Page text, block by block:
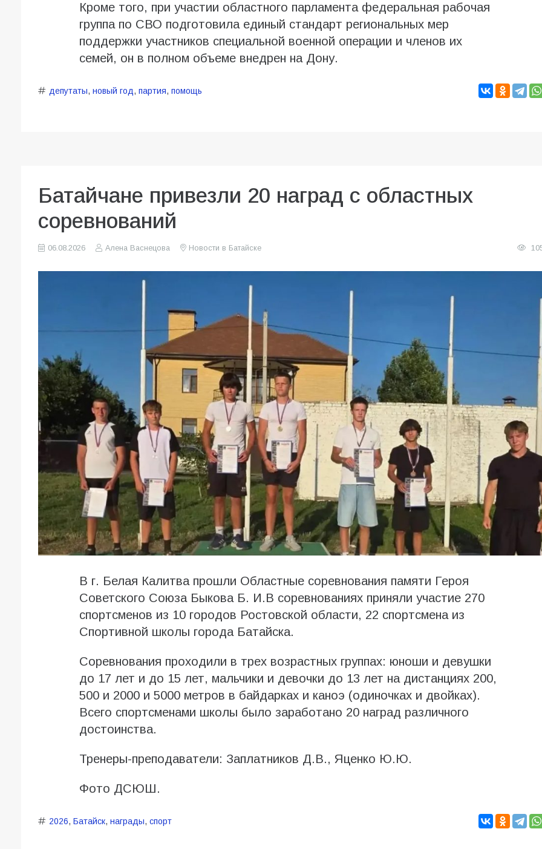
Кроме того, при участии областного парламента федеральная рабочая
группа по СВО подготовила единый стандарт региональных мер
поддержки участников специальной военной операции и членов их
семей, он в полном объеме внедрен на Дону.
депутаты, новый год, партия, помощь
Батайчане привезли 20 наград с областных
соревнований
06.08.2026 Алена Васнецова Новости в Батайске
В г. Белая Калитва прошли Областные соревнования памяти Героя
Советского Союза Быкова Б. И.В соревнованиях приняли участие 270
спортсменов из 10 городов Ростовской области, 22 спортсмена из
Спортивной школы города Батайска.
Соревнования проходили в трех возрастных группах: юноши и девушки
до 17 лет и до 15 лет, мальчики и девочки до 13 лет на дистанциях 200,
500 и 2000 и 5000 метров в байдарках и каноэ (одиночках и двойках).
Всего спортсменами школы было заработано 20 наград различного
достоинства.
Тренеры-преподаватели: Заплатников Д.В., Яценко Ю.Ю.
Фото ДСЮШ.
2026, Батайск, награды, спорт